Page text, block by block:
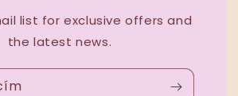
list for exclusive offers and
the latest news.